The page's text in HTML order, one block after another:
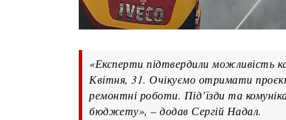
«Експерти підтвердили можливість
Квітня, 31. Очікуємо отримати
ремонтні роботи. Під’їзди та
бюджету», – додав Сергій Надал.